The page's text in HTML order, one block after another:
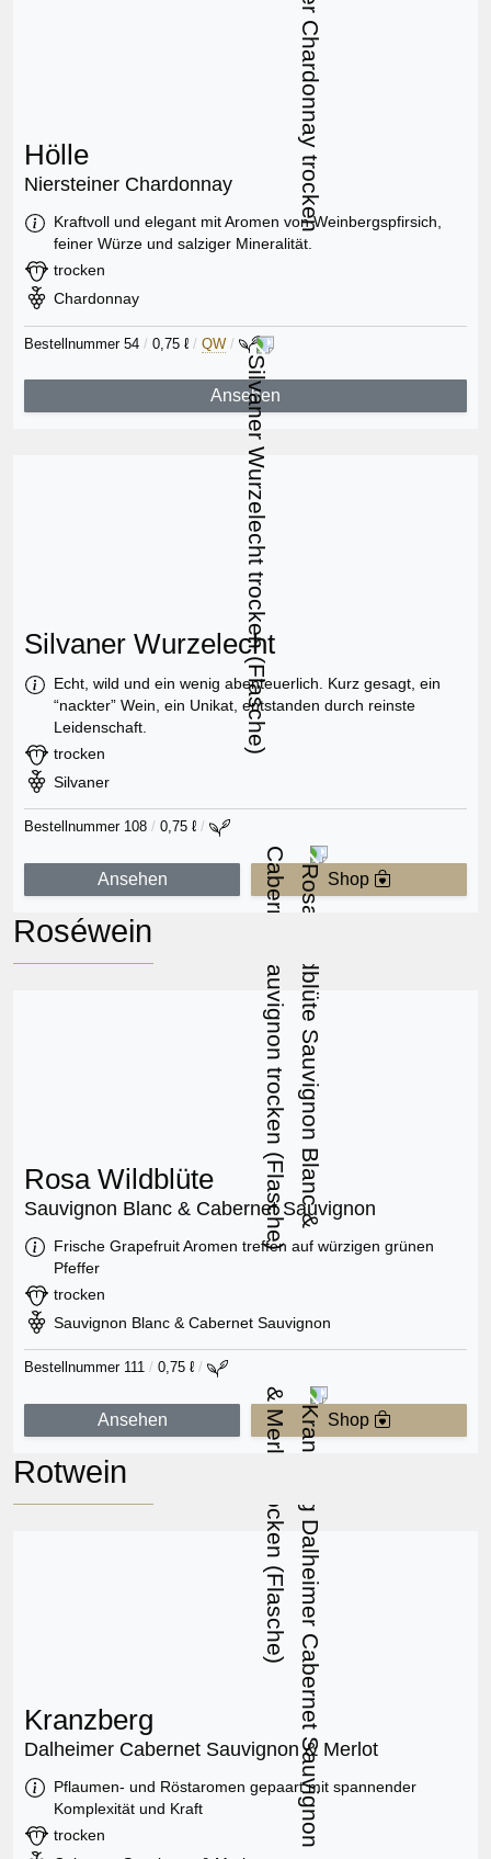
Hölle
Niersteiner Chardonnay
Information:
Kraftvoll und elegant mit Aromen von Weinbergspfirsich,
feiner Würze und salziger Mineralität.
Geschmack:
trocken
Rebsorte:
Chardonnay
Bestellnummer 54 / 0,75 ℓ / QW /
Ansehen
Silvaner Wurzelecht
Information:
Echt, wild und ein wenig abenteuerlich. Kurz gesagt, ein
“nackter” Wein, ein Unikat, entstanden durch reinste
Leidenschaft.
Geschmack:
trocken
Rebsorte:
Silvaner
Bestellnummer 108 / 0,75 ℓ /
Ansehen Shop
Roséwein
Rosa Wildblüte
Sauvignon Blanc & Cabernet Sauvignon
Information:
Frische Grapefruit Aromen treffen auf würzigen grünen
Pfeffer
Geschmack:
trocken
Rebsorte:
Sauvignon Blanc & Cabernet Sauvignon
Bestellnummer 111 / 0,75 ℓ /
Ansehen Shop
Rotwein
Kranzberg
Dalheimer Cabernet Sauvignon & Merlot
Information:
Pflaumen- und Röstaromen gepaart mit spannender
Komplexität und Kraft
Geschmack:
trocken